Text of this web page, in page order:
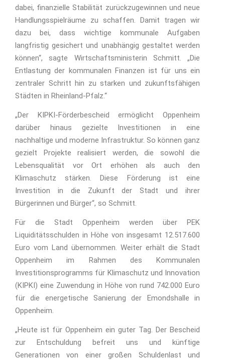
dabei, finanzielle Stabilität zurückzugewinnen und neue
Handlungsspielräume zu schaffen. Damit tragen wir
dazu bei, dass wichtige kommunale Aufgaben
langfristig gesichert und unabhängig gestaltet werden
können“, sagte Wirtschaftsministerin Schmitt. „Die
Entlastung der kommunalen Finanzen ist für uns ein
zentraler Schritt hin zu starken und zukunftsfähigen
Städten in Rheinland-Pfalz.“
„Der KIPKI-Förderbescheid ermöglicht Oppenheim
darüber hinaus gezielte Investitionen in eine
nachhaltige und moderne Infrastruktur. So können ganz
gezielt Projekte realisiert werden, die sowohl die
Lebensqualität vor Ort erhöhen als auch den
Klimaschutz stärken. Diese Förderung ist eine
Investition in die Zukunft der Stadt und ihrer
Bürgerinnen und Bürger“, so Schmitt.
Für die Stadt Oppenheim werden über PEK
Liquiditätsschulden in Höhe von insgesamt 12.517.600
Euro vom Land übernommen. Weiter erhält die Stadt
Oppenheim im Rahmen des Kommunalen
Investitionsprogramms für Klimaschutz und Innovation
(KIPKI) eine Zuwendung in Höhe von rund 742.000 Euro
für die energetische Sanierung der Emondshalle in
Oppenheim.
„Heute ist für Oppenheim ein guter Tag. Der Bescheid
zur Entschuldung befreit uns und künftige
Generationen von einer großen Schuldenlast und